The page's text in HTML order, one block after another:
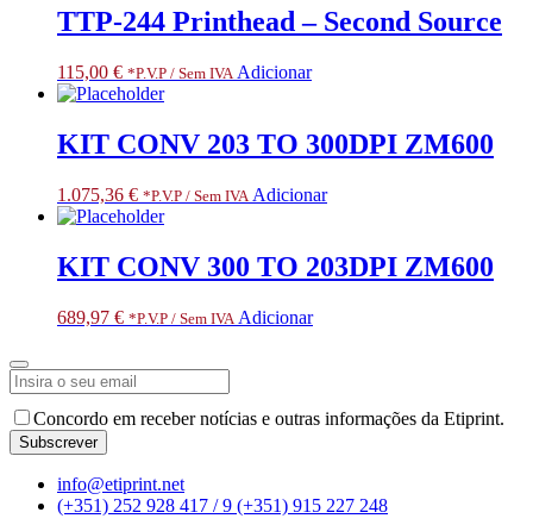
TTP-244 Printhead – Second Source
115,00 € *P.V.P / Sem IVA Adicionar
KIT CONV 203 TO 300DPI ZM600
1.075,36 € *P.V.P / Sem IVA Adicionar
KIT CONV 300 TO 203DPI ZM600
689,97 € *P.V.P / Sem IVA Adicionar
Email
Address*
Concordo em receber notícias e outras informações da Etiprint.
Subscrever
info@etiprint.net
(+351) 252 928 417 / 9 (+351) 915 227 248